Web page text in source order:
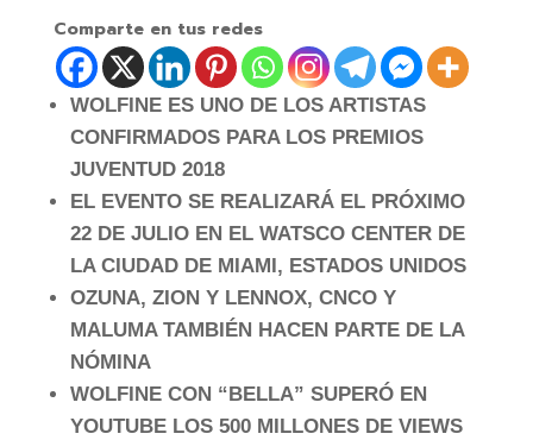
Comparte en tus redes
WOLFINE ES UNO DE LOS ARTISTAS
CONFIRMADOS PARA LOS PREMIOS
JUVENTUD 2018
EL EVENTO SE REALIZARÁ EL PRÓXIMO
22 DE JULIO EN EL WATSCO CENTER DE
LA CIUDAD DE MIAMI, ESTADOS UNIDOS
OZUNA, ZION Y LENNOX, CNCO Y
MALUMA TAMBIÉN HACEN PARTE DE LA
NÓMINA
WOLFINE CON “BELLA” SUPERÓ EN
YOUTUBE LOS 500 MILLONES DE VIEWS